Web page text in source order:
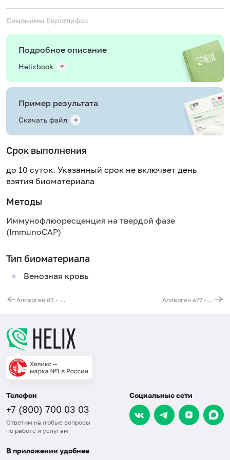
Синонимы Евроглифоз
Подробное описание
Helixbook
Пример результата
Скачать файл
Срок выполнения
до 10 суток. Указанный срок не включает день
взятия биоматериала
Методы
Иммунофлюоресценция на твердой фазе
(ImmunoCAP)
Тип биоматериала
Венозная кровь
Аллерген d3 - клещ домашней пыли Dermatophagoides microceras, IgE (ImmunoCAP) Аллерген e77 - помёт волнистого попугайчика, IgE (ImmunoCAP)
Телефон
+7 (800) 700 03 03
Ответим на любые вопросы
по работе и услугам
Социальные сети
В приложении удобнее